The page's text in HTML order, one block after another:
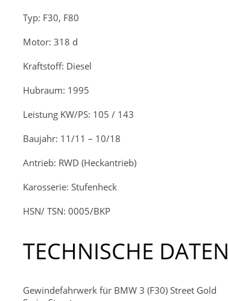
Typ: F30, F80
Motor: 318 d
Kraftstoff: Diesel
Hubraum: 1995
Leistung KW/PS: 105 / 143
Baujahr: 11/11 – 10/18
Antrieb: RWD (Heckantrieb)
Karosserie: Stufenheck
HSN/ TSN: 0005/BKP
TECHNISCHE DATEN
Gewindefahrwerk für BMW 3 (F30) Street Gold